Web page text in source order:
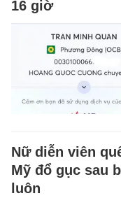
16 giờ
Nữ diễn viên
Mỹ đổ gục sau
luôn